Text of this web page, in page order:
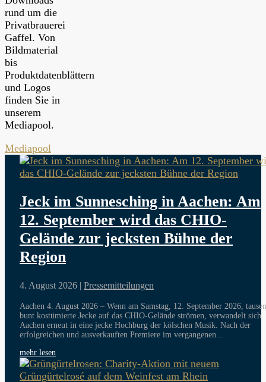
rund um die
Privatbrauerei
Gaffel. Von
Bildmaterial
bis
Produktdatenblättern
und Logos
finden Sie in
unserem
Mediapool.
Mediapool
Jeck im Sunnesching in Aachen: Am
12. September wird das CHIO-
Gelände zur jecksten Bühne der
Region
4. August 2026 | Pressemitteilungen
Aachen 4. August 2026 – Wenn am Samstag, 12. September 2026,
bunt kostümierte Jecke auf das CHIO-Gelände strömen, verwandelt sich
Aachen erneut in eine jecke Hochburg der kölschen Musik. Nach der
erfolgreichen und ausverkauften Premiere im vergangenen...
mehr lesen